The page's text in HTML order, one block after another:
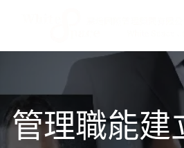
管理職能建